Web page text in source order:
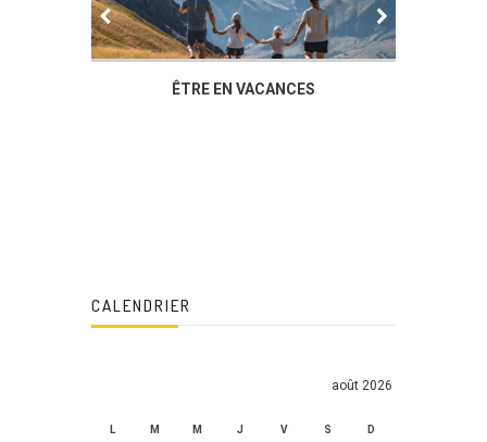
ÊTRE EN VACANCES
CALENDRIER
août 2026
L M M J V S D